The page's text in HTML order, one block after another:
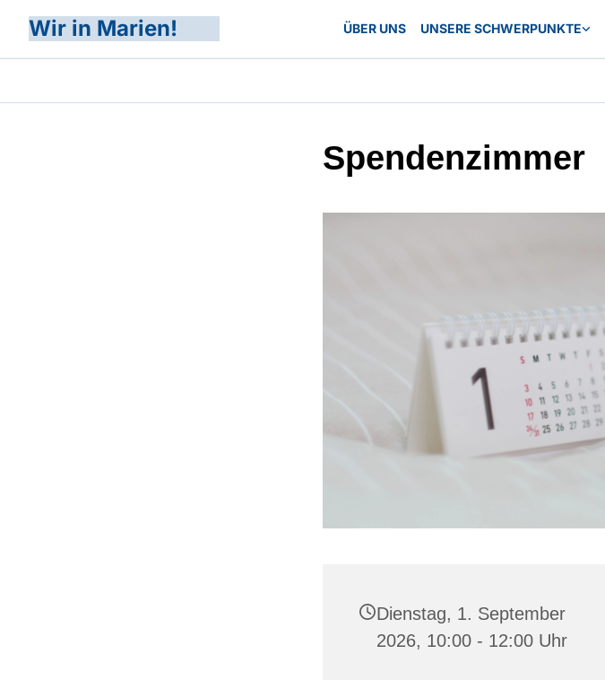
Wir in Marien! ÜBER UNS UNSERE SCHWERPUNKTE
Spendenzimmer
Dienstag, 1. September
2026, 10:00 - 12:00 Uhr